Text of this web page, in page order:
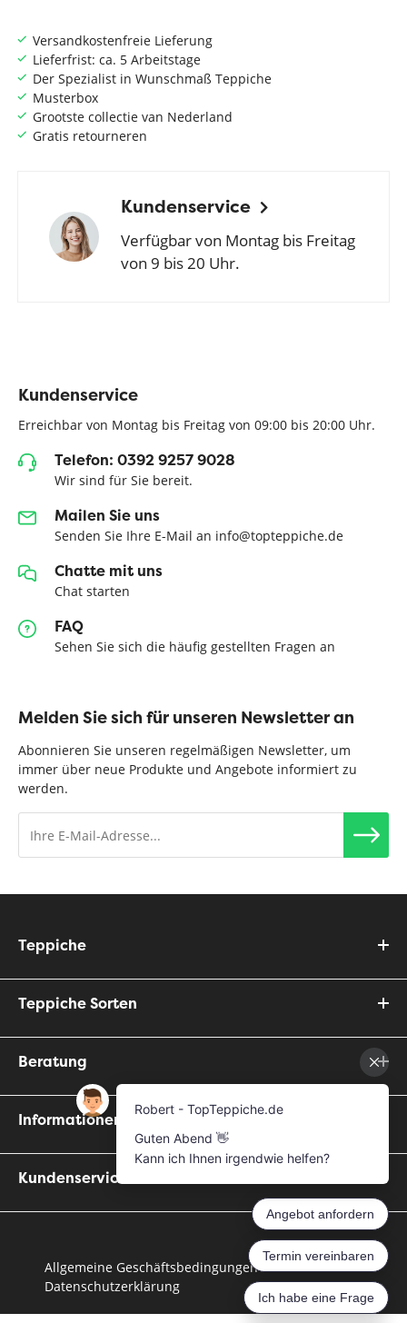
Versandkostenfreie Lieferung
Lieferfrist: ca. 5 Arbeitstage
Der Spezialist in Wunschmaß Teppiche
Musterbox
Grootste collectie van Nederland
Gratis retourneren
Kundenservice
Verfügbar von Montag bis Freitag
von 9 bis 20 Uhr.
Kundenservice
Erreichbar von Montag bis Freitag von 09:00 bis 20:00 Uhr.
Telefon: 0392 9257 9028
Wir sind für Sie bereit.
Mailen Sie uns
Senden Sie Ihre E-Mail an info@topteppiche.de
Chatte mit uns
Chat starten
FAQ
Sehen Sie sich die häufig gestellten Fragen an
Melden Sie sich für unseren Newsletter an
Abonnieren Sie unseren regelmäßigen Newsletter, um
immer über neue Produkte und Angebote informiert zu
werden.
Teppiche
Teppiche Sorten
Beratung
Informationen
Kundenservice
Allgemeine Geschäftsbedingungen
Datenschutzerklärung